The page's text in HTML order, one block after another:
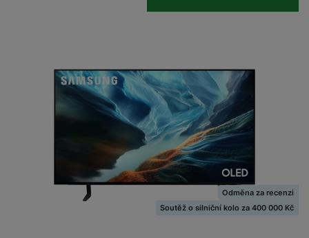
Odměna za recenzi
Soutěž o silniční kolo za 400 000 Kč